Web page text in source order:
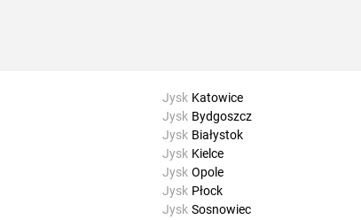
Jysk Katowice
Jysk Bydgoszcz
Jysk Białystok
Jysk Kielce
Jysk Opole
Jysk Płock
Jysk Sosnowiec